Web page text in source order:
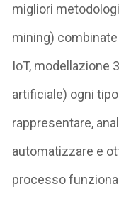
migliori
mining)
IoT, modellazione
artificiale) ogni
rappresentare,
automatizzare e
processo